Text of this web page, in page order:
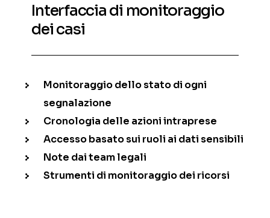
Interfaccia di monitoraggio
dei casi
Monitoraggio dello stato di ogni
segnalazione
Cronologia delle azioni intraprese
Accesso basato sui ruoli ai dati sensibili
Note dai team legali
Strumenti di monitoraggio dei ricorsi